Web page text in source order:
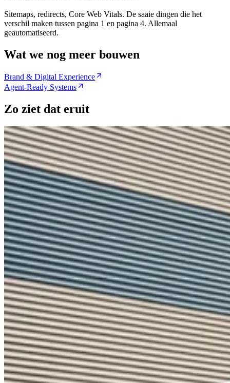
Sitemaps, redirects, Core Web Vitals. De saaie dingen die het
verschil maken tussen pagina 1 en pagina 4. Allemaal
geautomatiseerd.
Wat we nog meer bouwen
Brand & Digital Experience
Agent-Ready Systems
Zo ziet dat eruit